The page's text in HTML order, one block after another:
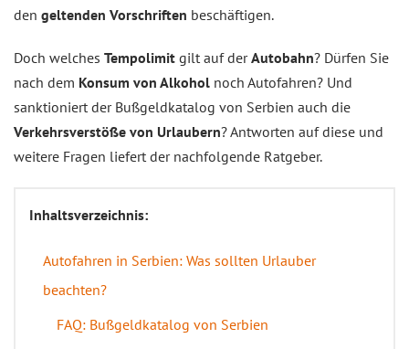
den geltenden Vorschriften beschäftigen.
Doch welches Tempolimit gilt auf derAutobahn? Dürfen Sie
nach dem Konsum von Alkohol noch Autofahren? Und
sanktioniert der Bußgeldkatalog von Serbien auch die
Verkehrsverstöße von Urlaubern? Antworten auf diese und
weitere Fragen liefert der nachfolgende Ratgeber.
Inhaltsverzeichnis:
Autofahren in Serbien: Was sollten Urlauber
beachten?
FAQ: Bußgeldkatalog von Serbien